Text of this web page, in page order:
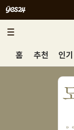
홈 추천 인기